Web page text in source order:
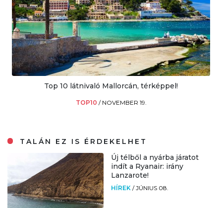
Top 10 látnivaló Mallorcán, térképpel!
TOP10 / NOVEMBER 19.
TALÁN EZ IS ÉRDEKELHET
Új télből a nyárba járatot
indít a Ryanair: irány
Lanzarote!
HÍREK /JÚNIUS 08.